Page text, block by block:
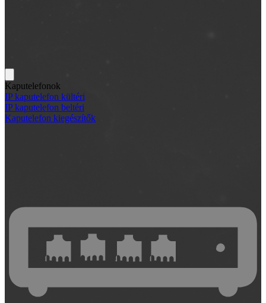
Kaputelefonok
IP kaputelefon kültéri
IP kaputelefon beltéri
Kaputelefon kiegészítők